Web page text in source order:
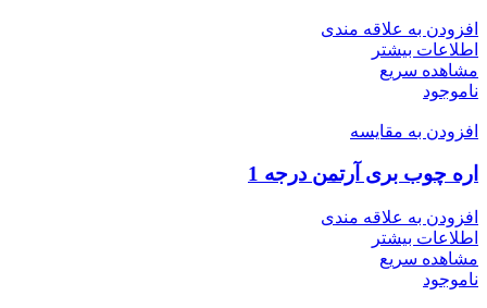
افزودن به علاقه مندی
اطلاعات بیشتر
مشاهده سریع
ناموجود
افزودن به مقایسه
اره چوب بری آرتمن درجه 1
افزودن به علاقه مندی
اطلاعات بیشتر
مشاهده سریع
ناموجود